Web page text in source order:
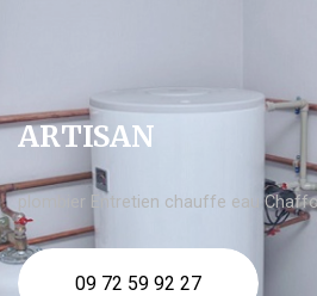
ARTISAN
plombier Entretien chauffe eau
09 72 59 92 27